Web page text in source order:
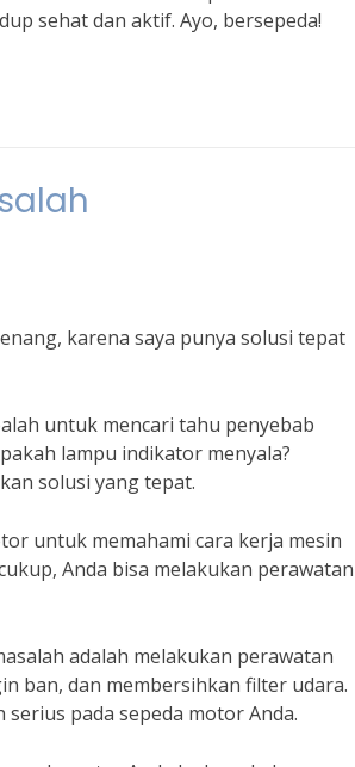
sehat dan aktif. Ayo, bersepeda!
karena saya punya solusi tepat
untuk mencari tahu penyebab
lampu indikator menyala?
solusi yang tepat.
untuk memahami cara kerja mesin
Anda bisa melakukan perawatan
adalah melakukan perawatan
ban, dan membersihkan filter udara.
pada sepeda motor Anda.